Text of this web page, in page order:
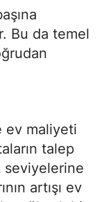
Bu da temel
ev maliyeti
talep
artışı ev